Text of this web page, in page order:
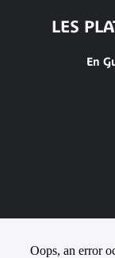
LES
En
Oops, an error